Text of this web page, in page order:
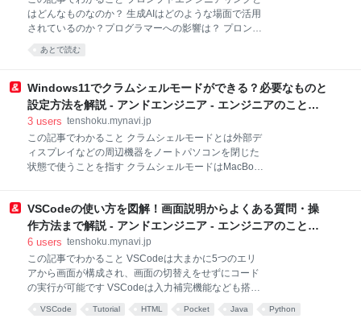
3-1. 試験の概要と等級 3-2. 出題範囲 3-3. 試験の難易度
3-4. 資格取得者の推定年収 4. 情報処理技術者能力認定
問題集を活用する 5. 情報処理技術者能力認定試験のメ
情報技術者
はどんなものなのか？ 生成AIはどのような場面で活用
されているのか？プログラマーへの影響は？ プロンプ
トエンジニアリングの一般的な流れや精度を高める方
法 生成AIに適切な指示（プロンプト）を与え、高品質
エンジニアリング」。生産性を大幅に高めると期待さ
れる一方、さまざまな業務への導入が進んでいるため
「人間の仕事を奪うのでは？」といった懸念もありま
グラミングスクール「テックアカデミー」では、2023
年6月から「はじめてのプロンプトエンジニアリング
コース」を開講。2023年7月時点で、1,000名以上が申
代表取締役社長である樋口 隆広氏、テックアカデミー
の講師（以下、メンター）で現役エンジニアの太田
あとで読む
Windows11でクラムシェルモードができる？必要なものと
設定方法を解説 - アンドエンジニア - エンジニアのこと、
エンジニアから。
3 users tenshoku.mynavi.jp
この記事でわかること クラムシェルモードとは外部デ
ィスプレイなどの周辺機器をノートパソコンを閉じた
状態で使うことを指す クラムシェルモードはMacBook
トップパソコンのように使え、ノートとデスクトップ
の良いとこ取りができる 目次 1.Windows11ノートパ
ソコンでクラムシェルモードを実現する 1-1. クラムシ
ェルモードとは 1-2. クラムシェルモードに必要なもの
2.クラムシェルモードのメリット 2-1. 大画面を使って
作業の効率を上げられる 2-2. デスク環境が整い、快適
できる 2-4. 好みの周辺機器を使える 3.クラムシェルモ
VSCodeの使い方を図解！画面説明からよくある質問・操
作方法まで解説 - アンドエンジニア - エンジニアのこと、
エンジニアから。
6 users tenshoku.mynavi.jp
この記事でわかること VSCodeは大まかに5つのエリ
アから画面が構成され、画面の切替えをせずにコード
の実行が可能です VSCodeは入力補完機能なども搭載
VSCode Tutorial HTML Pocket Java Python